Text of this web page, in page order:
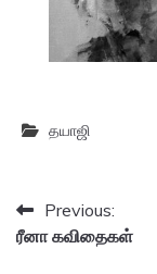
தயாஜி
Post
navigation
Previous:
ரீனா கவிதைகள்